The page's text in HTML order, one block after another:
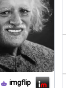
imgflip